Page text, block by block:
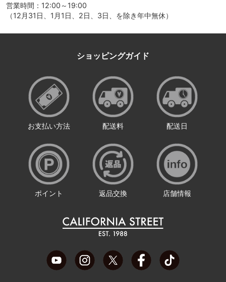
営業時間：12:00～19:00
（12月31日、1月1日、2日、3日、を除き年中無休）
ショッピングガイド
お支払い方法 配送料 配送日
ポイント 返品交換 店舗情報